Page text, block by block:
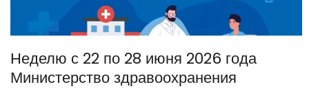
Неделю с 22 по 28 июня 2026 года
Министерство здравоохранения